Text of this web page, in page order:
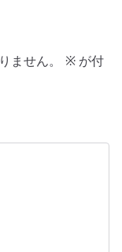
ません。 ※が付